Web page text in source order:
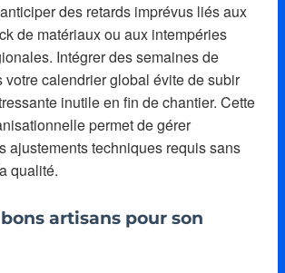
des retards imprévus liés aux
de matériaux ou aux intempéries
Intégrer des semaines de
votre calendrier global évite de subir
inutile en fin de chantier. Cette
permet de gérer
ajustements techniques requis sans
qualité.
artisans pour son